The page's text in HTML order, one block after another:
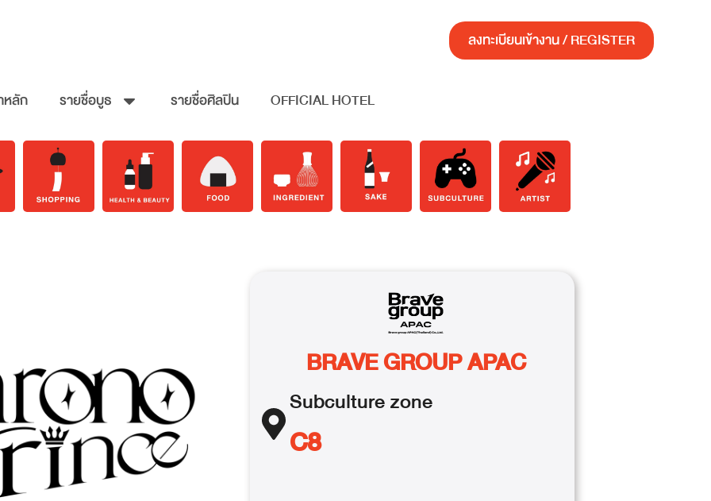
ลงทะเบียนเข้างาน / REGISTER
ลัก รายชื่อบูธ รายชื่อศิลปิน OFFICIAL HOTEL
BRAVE GROUP APAC
Subculturezone
C8